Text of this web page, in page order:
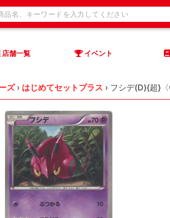
店舗一覧 イベント
ズ › はじめてセットプラス › フシデ(D){超}